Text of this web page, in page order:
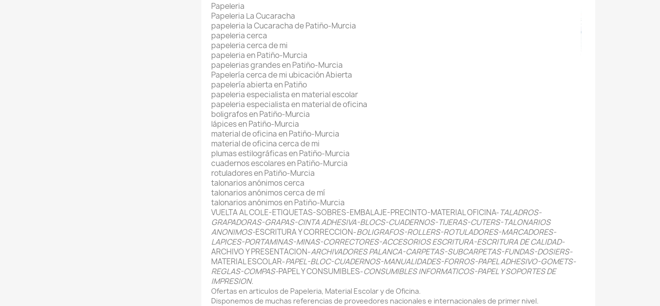
Papeleria
Papeleria La Cucaracha
papeleria la Cucaracha de Patiño-Murcia
papeleria cerca
papeleria cerca de mi
papeleria en Patiño-Murcia
papelerias grandes en Patiño-Murcia
Papelería cerca de mi ubicación Abierta
papelería abierta en Patiño
papeleria especialista en material escolar
papeleria especialista en material de oficina
boligrafos en Patiño-Murcia
lápices en Patiño-Murcia
material de oficina en Patiño-Murcia
material de oficina cerca de mi
plumas estilográficas en Patiño-Murcia
cuadernos escolares en Patiño-Murcia
rotuladores en Patiño-Murcia
talonarios anónimos cerca
talonarios anónimos cerca de mí
talonarios anónimos en Patiño-Murcia
VUELTA AL COLE-ETIQUETAS-SOBRES-EMBALAJE-PRECINTO-MATERIAL OFICINA-TALADROS-
GRAPADORAS-GRAPAS-CINTA ADHESIVA-BLOCS-CUADERNOS-TIJERAS-CUTERS-TALONARIOS
ANONIMOS-ESCRITURA Y CORRECCION-BOLIGRAFOS-ROLLERS-ROTULADORES-MARCADORES-
LAPICES-PORTAMINAS-MINAS-CORRECTORES-ACCESORIOS ESCRITURA-ESCRITURA DE CALIDAD-
ARCHIVO Y PRESENTACION-ARCHIVADORES PALANCA-CARPETAS-SUBCARPETAS-FUNDAS-DOSIERS-
MATERIAL ESCOLAR-PAPEL-BLOC-CUADERNOS-MANUALIDADES-FORROS-PAPEL ADHESIVO-GOMETS-
REGLAS-COMPAS-PAPEL Y CONSUMIBLES-CONSUMIBLES INFORMATICOS-PAPEL Y SOPORTES DE
IMPRESION.
Ofertas en articulos de Papeleria, Material Escolar y de Oficina.
Disponemos de muchas referencias de proveedores nacionales e internacionales de primer nivel.